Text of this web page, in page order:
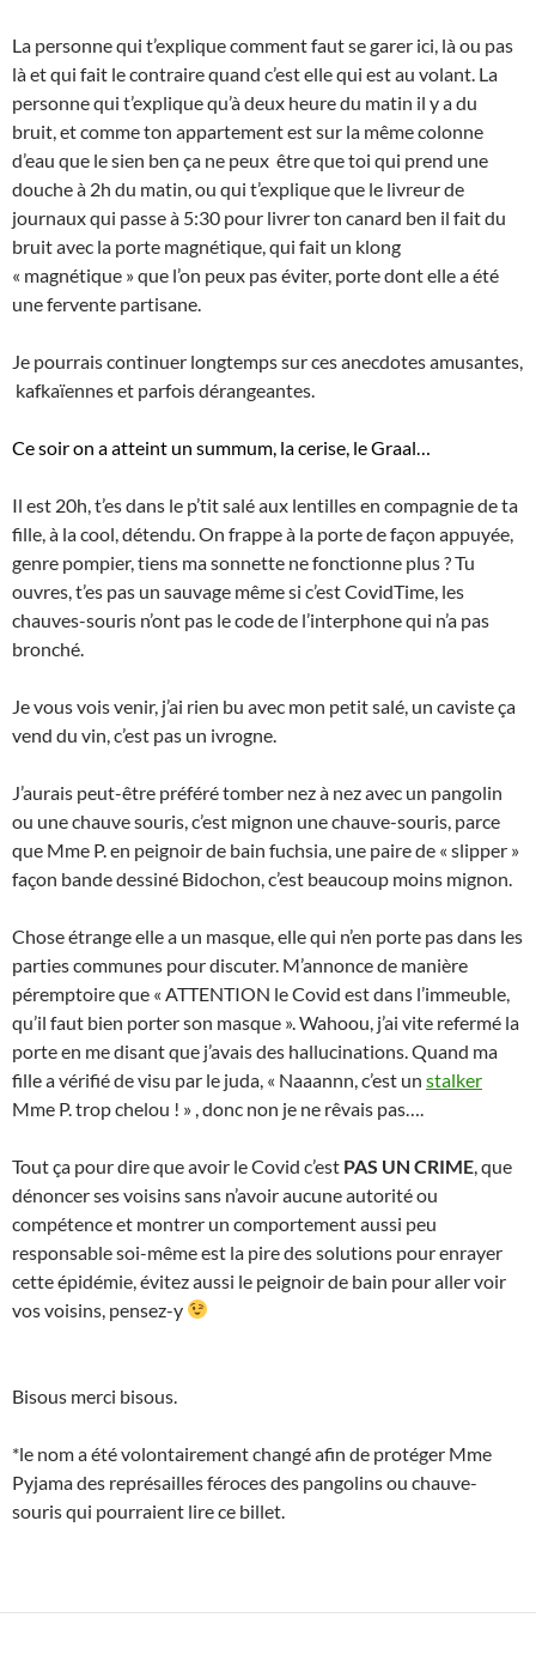
La personne qui t’explique comment faut se garer ici, là ou pas
là et qui fait le contraire quand c’est elle qui est au volant. La
personne qui t’explique qu’à deux heure du matin il y a du
bruit, et comme ton appartement est sur la même colonne
d’eau que le sien ben ça ne peux être que toi qui prend une
douche à 2h du matin, ou qui t’explique que le livreur de
journaux qui passe à 5:30 pour livrer ton canard ben il fait du
bruit avec la porte magnétique, qui fait un klong
« magnétique » que l’on peux pas éviter, porte dont elle a été
une fervente partisane.
Je pourrais continuer longtemps sur ces anecdotes amusantes,
kafkaïennes et parfois dérangeantes.
Ce soir on a atteint un summum, la cerise, le Graal…
Il est 20h, t’es dans le p’tit salé aux lentilles en compagnie de ta
fille, à la cool, détendu. On frappe à la porte de façon appuyée,
genre pompier, tiens ma sonnette ne fonctionne plus ? Tu
ouvres, t’es pas un sauvage même si c’est CovidTime, les
chauves-souris n’ont pas le code de l’interphone qui n’a pas
bronché.
Je vous vois venir, j’ai rien bu avec mon petit salé, un caviste ça
vend du vin, c’est pas un ivrogne.
J’aurais peut-être préféré tomber nez à nez avec un pangolin
ou une chauve souris, c’est mignon une chauve-souris, parce
que Mme P. en peignoir de bain fuchsia, une paire de « slipper »
façon bande dessiné Bidochon, c’est beaucoup moins mignon.
Chose étrange elle a un masque, elle qui n’en porte pas dans les
parties communes pour discuter. M’annonce de manière
péremptoire que « ATTENTION le Covid est dans l’immeuble,
qu’il faut bien porter son masque ». Wahoou, j’ai vite refermé la
porte en me disant que j’avais des hallucinations. Quand ma
fille a vérifié de visu par le juda, « Naaannn, c’est un stalker
Mme P. trop chelou ! » , donc non je ne rêvais pas….
Tout ça pour dire que avoir le Covid c’est PAS UN CRIME, que
dénoncer ses voisins sans n’avoir aucune autorité ou
compétence et montrer un comportement aussi peu
responsable soi-même est la pire des solutions pour enrayer
cette épidémie, évitez aussi le peignoir de bain pour aller voir
vos voisins, pensez-y
Bisous merci bisous.
*le nom a été volontairement changé afin de protéger Mme
Pyjama des représailles féroces des pangolins ou chauve-
souris qui pourraient lire ce billet.